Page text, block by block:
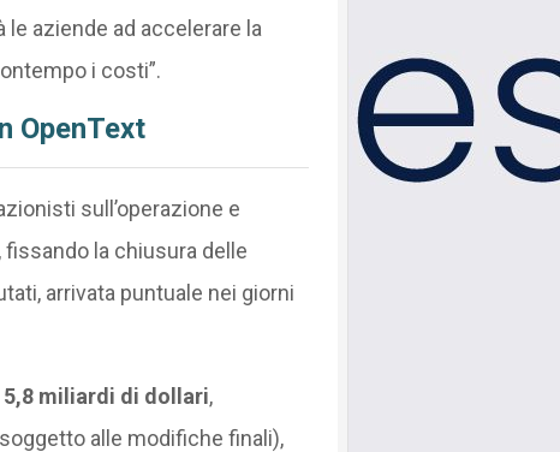
aziende ad accelerare la
i costi”.
OpenText
sull’operazione e
la chiusura delle
arrivata puntuale nei giorni
miliardi di dollari,
alle modifiche finali),